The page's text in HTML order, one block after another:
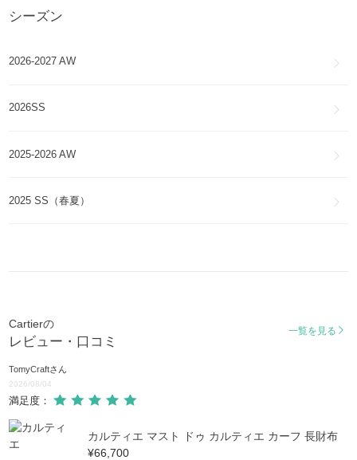
シーズン
2026-2027 AW
2026SS
2025-2026 AW
2025 SS（春夏）
Cartierの
レビュー・口コミ
一覧を見る
TomyCraftさん
2026/08/04
満足度：
カルティエ マスト ドゥ カルティエ カーフ 長財布
¥66,700